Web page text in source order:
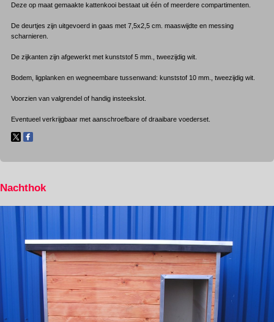
Deze op maat gemaakte kattenkooi bestaat uit één of meerdere compartimenten.
De deurtjes zijn uitgevoerd in gaas met 7,5x2,5 cm. maaswijdte en messing
scharnieren.
De zijkanten zijn afgewerkt met kunststof 5 mm., tweezijdig wit.
Bodem, ligplanken en wegneembare tussenwand: kunststof 10 mm., tweezijdig wit.
Voorzien van valgrendel of handig insteekslot.
Eventueel verkrijgbaar met aanschroefbare of draaibare voederset.
Nachthok